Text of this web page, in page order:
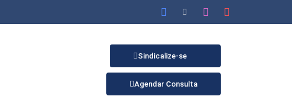
Sindicalize-se
Agendar Consulta